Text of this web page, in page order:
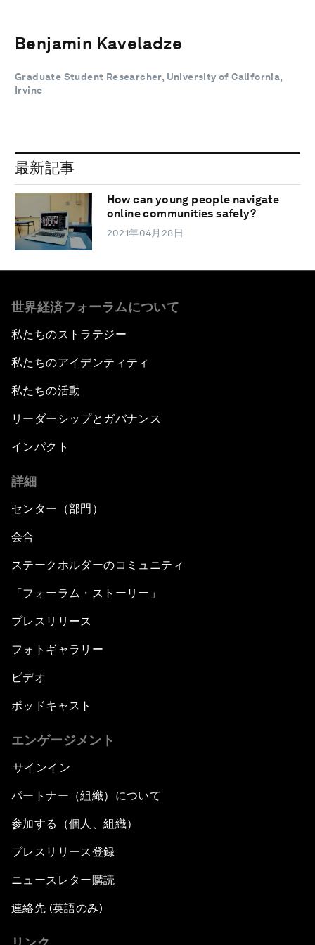
Benjamin Kaveladze
Graduate Student Researcher, University of California,
Irvine
最新記事
How can young people navigate
online communities safely?
2021年04月28日
世界経済フォーラムについて
私たちのストラテジー
私たちのアイデンティティ
私たちの活動
リーダーシップとガバナンス
インパクト
詳細
センター（部門）
会合
ステークホルダーのコミュニティ
「フォーラム・ストーリー」
プレスリリース
フォトギャラリー
ビデオ
ポッドキャスト
エンゲージメント
サインイン
パートナー（組織）について
参加する（個人、組織）
プレスリリース登録
ニュースレター購読
連絡先 (英語のみ)